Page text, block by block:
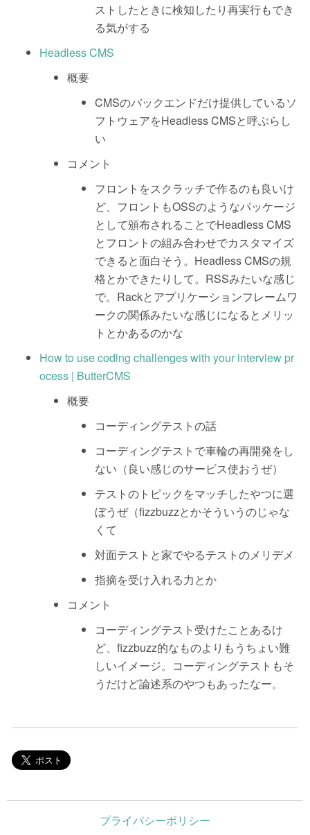
ストしたときに検知したり再実行もでき
る気がする
Headless CMS
概要
CMSのバックエンドだけ提供しているソ
フトウェアをHeadless CMSと呼ぶらし
い
コメント
フロントをスクラッチで作るのも良いけ
ど、フロントもOSSのようなパッケージ
として頒布されることでHeadless CMS
とフロントの組み合わせでカスタマイズ
できると面白そう。Headless CMSの規
格とかできたりして。RSSみたいな感じ
で。Rackとアプリケーションフレームワ
ークの関係みたいな感じになるとメリッ
トとかあるのかな
How to use coding challenges with your interview pr
ocess | ButterCMS
概要
コーディングテストの話
コーディングテストで車輪の再開発をし
ない（良い感じのサービス使おうぜ）
テストのトピックをマッチしたやつに選
ぼうぜ（fizzbuzzとかそういうのじゃな
くて
対面テストと家でやるテストのメリデメ
指摘を受け入れる力とか
コメント
コーディングテスト受けたことあるけ
ど、fizzbuzz的なものよりもうちょい難
しいイメージ。コーディングテストもそ
うだけど論述系のやつもあったなー。
プライバシーポリシー